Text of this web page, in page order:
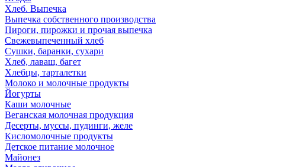
Хлеб. Выпечка
Выпечка собственного производства
Пироги, пирожки и прочая выпечка
Свежевыпеченный хлеб
Сушки, баранки, сухари
Хлеб, лаваш, багет
Хлебцы, тарталетки
Молоко и молочные продукты
Йогурты
Каши молочные
Веганская молочная продукция
Десерты, муссы, пудинги, желе
Кисломолочные продукты
Детское питание молочное
Майонез